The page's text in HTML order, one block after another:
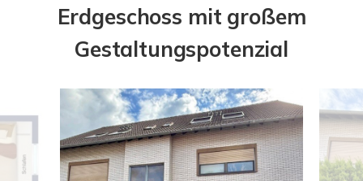
Erdgeschoss mit großem
Gestaltungspotenzial